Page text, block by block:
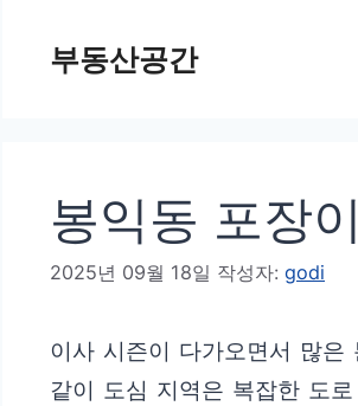
부동산공간
봉익동 포장
2025년 09월 18일 작성자: godi
이사 시즌이 다가오면서 많은
같이 도심 지역은 복잡한 도